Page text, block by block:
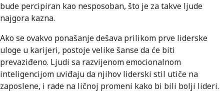
bude percipiran kao nesposoban, što je za takve ljude
najgora kazna.
Ako se ovakvo ponašanje dešava prilikom prve liderske
uloge u karijeri, postoje velike šanse da će biti
prevaziđeno. Ljudi sa razvijenom emocionalnom
inteligencijom uviđaju da njihov liderski stil utiče na
zaposlene, i rade na ličnoj promeni kako bi bili bolji lideri.